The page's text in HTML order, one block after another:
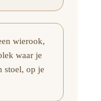
wierook,
waar je
stoel, op je